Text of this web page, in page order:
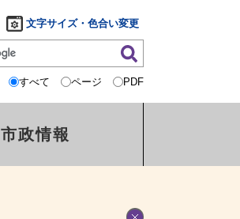
文字サイズ・色合い変更
すべて ページ PDF
市政情報